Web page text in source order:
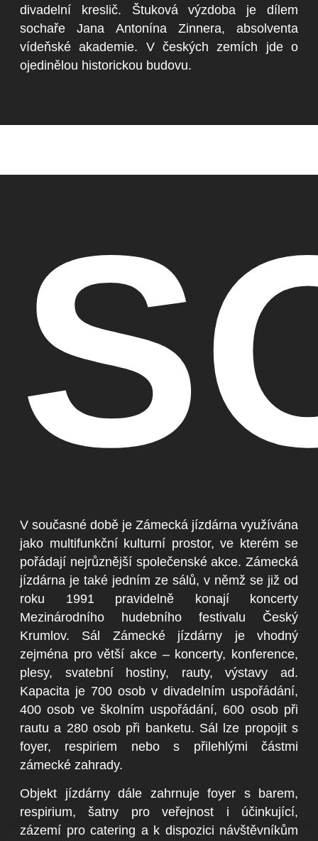
divadelní kreslič. Štuková výzdoba je dílem
sochaře Jana Antonína Zinnera, absolventa
vídeňské akademie. V českých zemích jde o
ojedinělou historickou budovu.
V současné době je Zámecká jízdárna využívána
jako multifunkční kulturní prostor, ve kterém se
pořádají nejrůznější společenské akce. Zámecká
jízdárna je také jedním ze sálů, v němž se již od
roku 1991 pravidelně konají koncerty
Mezinárodního hudebního festivalu Český
Krumlov. Sál Zámecké jízdárny je vhodný
zejména pro větší akce – koncerty, konference,
plesy, svatební hostiny, rauty, výstavy ad.
Kapacita je 700 osob v divadelním uspořádání,
400 osob ve školním uspořádání, 600 osob při
rautu a 280 osob při banketu. Sál lze propojit s
foyer, respiriem nebo s přilehlými částmi
zámecké zahrady.
Objekt jízdárny dále zahrnuje foyer s barem,
respirium, šatny pro veřejnost i účinkující,
zázemí pro catering a k dispozici návštěvníkům